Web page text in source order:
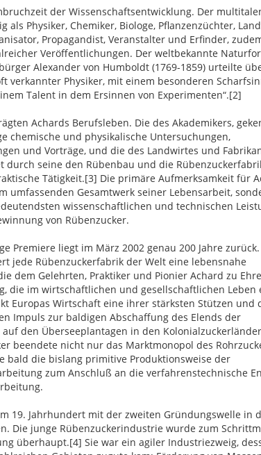
der Wissenschaftsentwicklung. Der
als Physiker, Chemiker, Biologe, Pflanzenzüchter,
Propagandist, Veranstalter und Erfinder,
Veröffentlichungen. Der weltbekannte
Alexander von Humboldt (1769-1859) urteilte
verkannter Physiker, mit einem besonderen
Talent in dem Ersinnen von Experimenten“.[2]
Achards Berufsleben. Die des Akademikers,
chemische und physikalische Untersuchungen,
und Vorträge, und die des Landwirtes und
durch seine den Rübenbau und die
Tätigkeit.[3] Die primäre Aufmerksamkeit für
umfassenden Gesamtwerk seiner Lebensarbeit,
wissenschaftlichen und technischen
von Rübenzucker.
Premiere liegt im März 2002 genau 200 Jahre zurück.
jede Rübenzuckerfabrik der Welt eine lebensnahe
dem Gelehrten, Praktiker und Pionier Achard zu
die im wirtschaftlichen und gesellschaftlichen Leben
Europas Wirtschaft eine ihrer stärksten Stützen und
Impuls zur baldigen Abschaffung des Elends der
auf den Überseeplantagen in den
beendete nicht nur das Marktmonopol des
bald die bislang primitive Produktionsweise der
zum Anschluß an die verfahrenstechnische
19. Jahrhundert mit der zweiten Gründungswelle in
Die junge Rübenzuckerindustrie wurde zum
überhaupt.[4] Sie war ein agiler Industriezweig,